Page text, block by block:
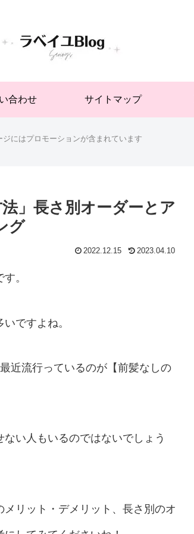
合わせ サイトマップ
ジにはプロモーションが含まれています
」長さ別オーダーとア
グ
2022.12.15 2023.04.10
。
ですよね。
近流行っているのが【前髪なしの
い人もいるのではないでしょう
リット・デメリット、長さ別のオ